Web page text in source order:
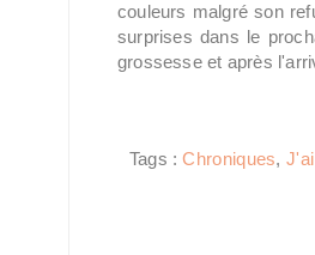
couleurs malgré son
surprises dans le
grossesse et après
Tags :Chroniques,